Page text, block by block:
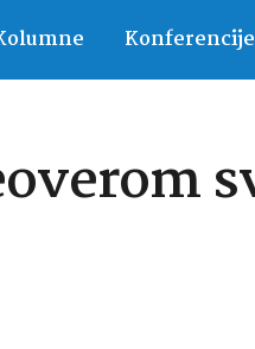
Konferencije